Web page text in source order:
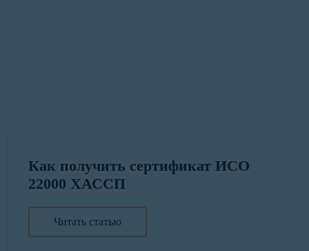
Как получить сертификат ИСО
22000 ХАССП
Читать статью